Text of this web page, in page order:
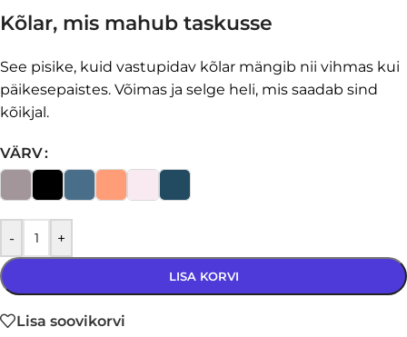
Kõlar, mis mahub taskusse
See pisike, kuid vastupidav kõlar mängib nii vihmas kui
päikesepaistes. Võimas ja selge heli, mis saadab sind
kõikjal.
VÄRV
- +
LISA KORVI
Lisa soovikorvi